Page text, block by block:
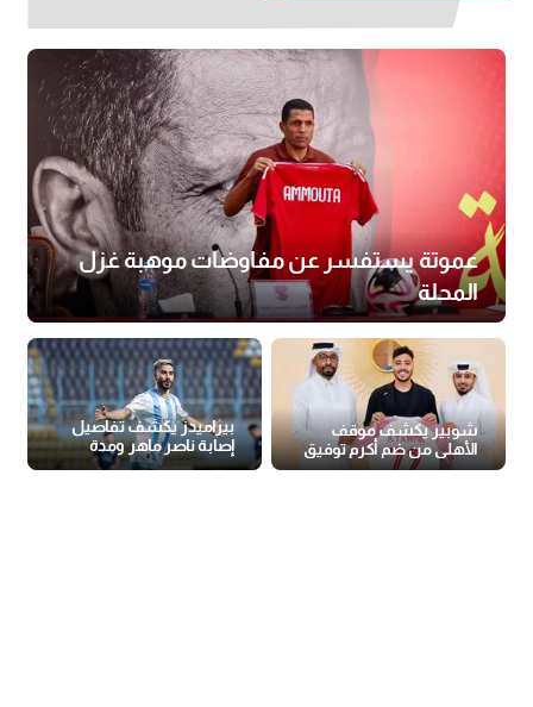
عموتة يستفسر عن مفاوضات موهبة غزل
المحلة
شوبير يكشف موقف
الأهلي من ضم أكرم توفيق
بيراميدز يكشف تفاصيل
إصابة ناصر ماهر ومدة
غيابه